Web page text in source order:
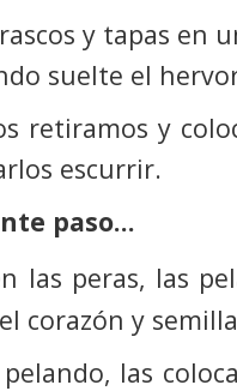
y tapas en
suelte el
retiramos y
escurrir.
paso…
las peras, las
corazón y
las